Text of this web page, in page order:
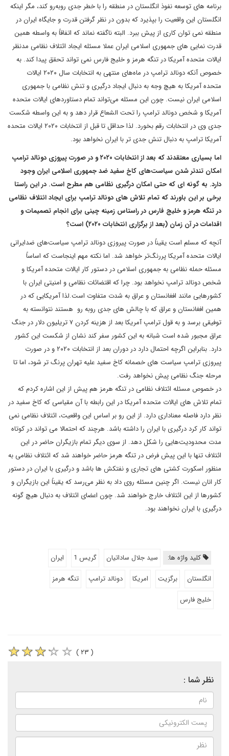
برنامه های توسعه نفوذ انگلستان در منطقه را با خطر جدی روبه‌رو کند، مگر اینکه
انگلستان این واقعیت را بپذیرد که بدون در نظر گرفتن قدرت و جایگاه ایران در
منطقه نمی توان کاری از پیش ببرد. البته ناگفته نماند که اتفاقاً به واسطه همین
قدرت نمایی های جمهوری اسلامی ایران عملا مسئله ایجاد ائتلاف نظامی مدنظر
ایالات متحده آمریکا در تنگه هرمز و خلیج فارس نمی تواند تحقق پیدا کند. به
خصوص آنکه دونالد ترامپ در ماه‌های منتهی به انتخابات سال ۲۰۲۰ ایالات
متحده آمریکا به هیچ وجه به دنبال ایجاد درگیری و تنش نظامی با جمهوری
اسلامی ایران نیست. چون این مسئله می‌تواند تمام دستاوردهای ایالات متحده
آمریکا و شخص دونالد ترامپ را تحت الشعاع قرار دهد و به این واسطه شکست
جدی وی در انتخابات رقم بخورد. لذا حداقل تا قبل از انتخابات ۲۰۲۰ ایالات متحده
آمریکا ترامپ به دنبال تنش جدی تر با ایران نخواهد بود.
اما بسیاری معتقدند که بعد از انتخابات ۲۰۲۰ و در صورت پیروزی دونالد ترامپ
امکان تندتر شدن سیاست‌های کاخ سفید ضد جمهوری اسلامی ایران وجود
دارد. به گونه ای که حتی امکان درگیری نظامی هم مطرح است. در این راستا
برخی بر این باورند که تمام تلاش های دونالد ترامپ برای ایجاد ائتلاف نظامی
در تنگه هرمز و خلیج فارس در راستاس زمینه چینی برای انجام تصمیمات و
اقدامات در آن زمان (بعد از برگزاری انتخابات ۲۰۲۰) است؟
آنچه که مسلم است یقیناً در صورت پیروزی دونالد ترامپ سیاست‌های ضدایرانی
ایالات متحده آمریکا پررنگ‌تر خواهد شد. اما نکته مهم اینجاست که اساساً
مسئله حمله نظامی به جمهوری اسلامی در دستور کار ایالات متحده آمریکا و
شخص دونالد ترامپ نخواهد بود. چرا که اقتضائات نظامی و امنیتی ایران با
کشورهایی مانند افغانستان و عراق به شدت متفاوت است.لذا آمریکایی که در
همین افغانستان و عراق که با چالش های جدی روبه رو هستند نتوانسته به
توفیقی برسد و به قول ترامپ آمریکا بعد از هزینه کردن ۷ تریلیون دلار در جنگ
عراق مجبور شده است شبانه به این کشور سفر کند نشان از شکست این کشور
دارد. بنابراین اگرچه احتمال دارد در دوران بعد از انتخابات ۲۰۲۰ و در صورت
پیروزی ترامپ سیاست های خصمانه کاخ سفید علیه تهران پرنگ تر شود، اما تا
مرحله جنگ نظامی پیش نخواهد رفت.
در خصوص مسئله ائتلاف نظامی در تنگه هرمز هم پیش از این اشاره کردم که
تمام تلاش های ایالات متحده آمریکا در این رابطه با آن مقیاسی که کاخ سفید در
نظر دارد فاصله معناداری دارد. از این رو بر اساس این واقعیت، ائتلاف نظامی نمی
تواند کار کرد درگیری با ایران را داشته باشد. هرچند که احتمالا می تواند در کوتاه
مدت محدودیت‌هایی را شکل دهد. از سوی دیگر تمام بازیگران حاضر در این
ائتلاف تنها با این پیش فرض در تنگه هرمز حاضر خواهند شد که ائتلاف نظامی به
منظور اسکورت کشتی های تجاری و نفتکش ها باشد و درگیری با ایران در دستور
کار انان نیست. اگر چنین مسئله روی داد به نظر می‌رسد که یقیناً این بازیگران و
کشورها از این ائتلاف خارج خواهند شد. چون اعضای ائتلاف به دنبال هیچ گونه
درگیری با ایران نخواهند بود.
کلید واژه ها: سید جلال ساداتیان گریس 1
ایران
انگلستان
برگزیت امریکا دونالد ترامپ
تنگه هرمز
خلیج فارس
( ۲۳ )
نظر شما :